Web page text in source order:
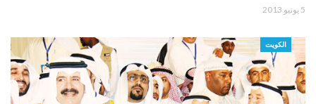
5 يونيو 2013
الكويت